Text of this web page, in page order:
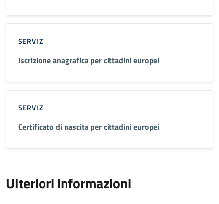
SERVIZI
Iscrizione anagrafica per cittadini europei
SERVIZI
Certificato di nascita per cittadini europei
Ulteriori informazioni